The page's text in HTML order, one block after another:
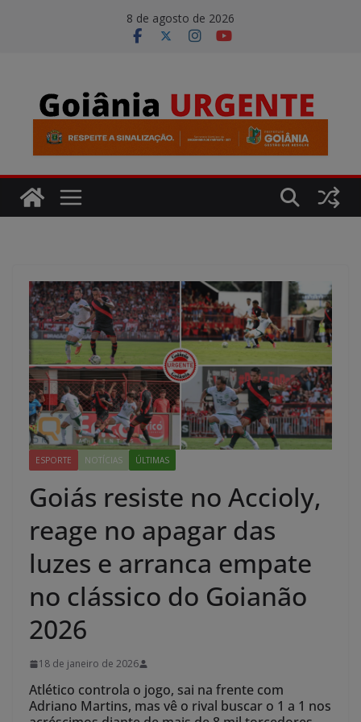
8 de agosto de 2026
ESPORTE NOTÍCIAS ÚLTIMAS
Goiás resiste no Accioly,
reage no apagar das
luzes e arranca empate
no clássico do Goianão
2026
18 de janeiro de 2026
Atlético controla o jogo, sai na frente com
Adriano Martins, mas vê o rival buscar o 1 a 1 nos
modal-check